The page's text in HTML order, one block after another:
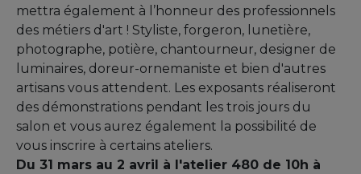
mettra également à l’honneur des professionnels
des métiers d'art ! Styliste, forgeron, lunetière,
photographe, potière, chantourneur, designer de
luminaires, doreur-ornemaniste et bien d'autres
artisans vous attendent. Les exposants réaliseront
des démonstrations pendant les trois jours du
salon et vous aurez également la possibilité de
vous inscrire à certains ateliers.
Du 31 mars au 2 avril à l'atelier 480 de 10h à